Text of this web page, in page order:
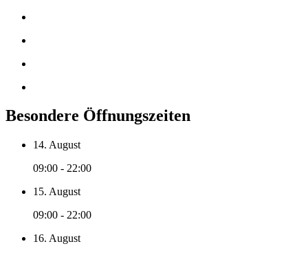
Besondere Öffnungszeiten
14. August
09:00 - 22:00
15. August
09:00 - 22:00
16. August